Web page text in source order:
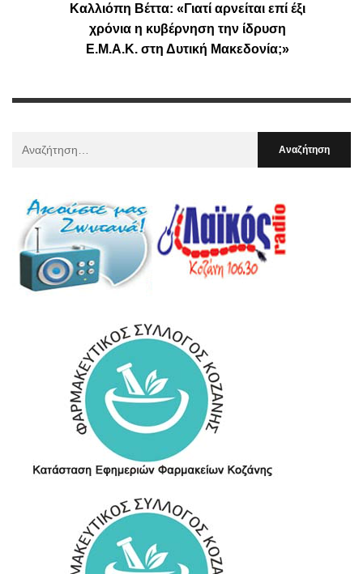
Καλλιόπη Βέττα: «Γιατί αρνείται επί έξι
χρόνια η κυβέρνηση την ίδρυση
Ε.Μ.Α.Κ. στη Δυτική Μακεδονία;»